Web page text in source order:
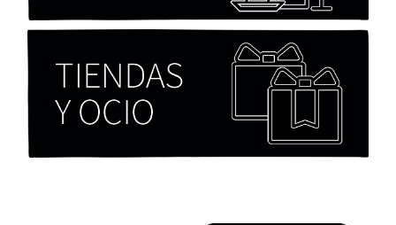
Chicas tristes de Fernanda Tovar